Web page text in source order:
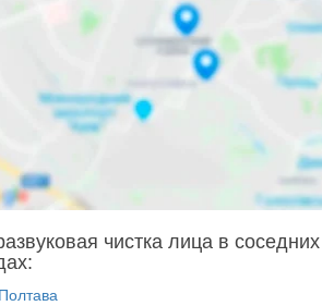
чистка лица в соседних